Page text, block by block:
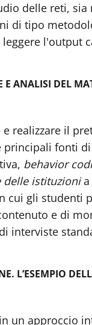
delle reti,
di tipo
l'output
E ANALISI DEL
realizzare il
fonti
behavior
delle istituzionia
cui gli
e di
interviste
L’ESEMPIO
approccio